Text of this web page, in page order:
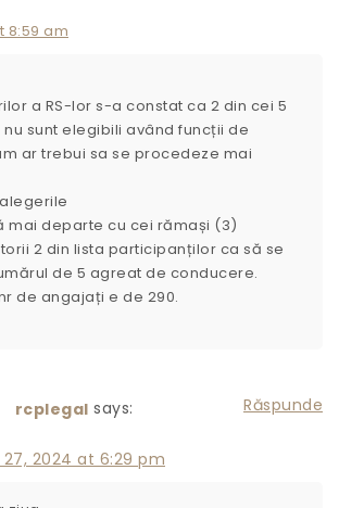
8:59 am
a RS-lor s-a constat ca 2 din cei 5
sunt elegibili având funcții de
ar trebui sa se procedeze mai
mai departe cu cei rămași (3)
2 din lista participanților ca să se
de 5 agreat de conducere.
de angajați e de 290.
Răspunde
rcplegal says:
2024 at 6:29 pm